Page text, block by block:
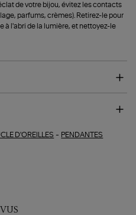
de votre bijou, évitez les contacts
parfums, crèmes). Retirez-le pour
à l'abri de la lumière, et nettoyez-le
D'OREILLES - PENDANTES